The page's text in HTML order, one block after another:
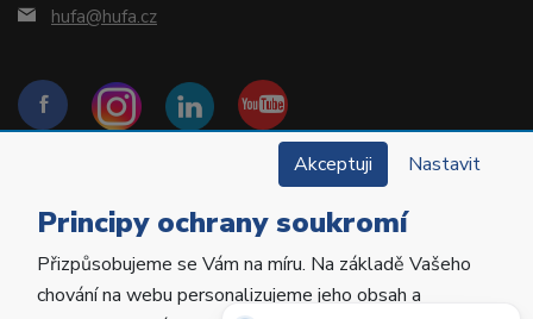
hufa@hufa.cz
Copyright © 2022 Hu-Fa Dental a.s. Všechna práva
vyhrazena.
Akceptuji Nastavit
Principy ochrany soukromí
Přizpůsobujeme se Vám na míru. Na základě Vašeho
chování na webu personalizujeme jeho obsah a